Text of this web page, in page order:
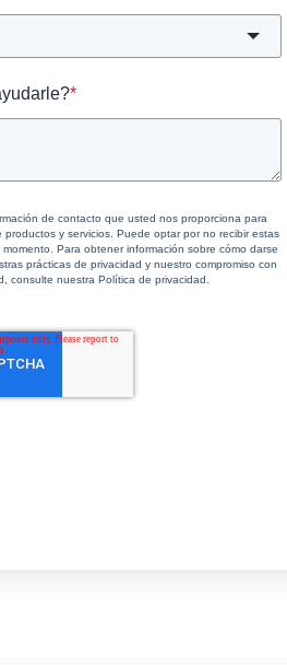
*
de contacto que usted nos proporciona para
productos y servicios. Puede optar por no recibir estas
Para obtener información sobre cómo darse
prácticas de privacidad y nuestro compromiso con
consulte nuestra Política de privacidad.